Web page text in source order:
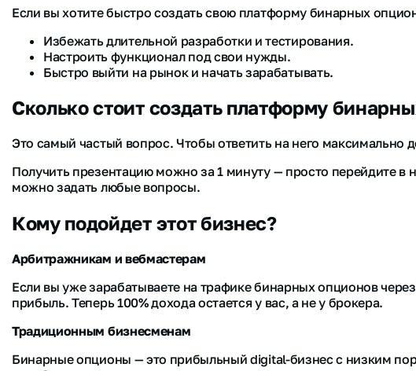
Если вы хотите быстро создать свою платформу бинарных
Избежать длительной разработки и тестирования.
Настроить функционал под свои нужды.
Быстро выйти на рынок и начать зарабатывать.
Cколько стоит создать платформу
Это самый частый вопрос. Чтобы ответить на него
Получить презентацию можно за 1 минуту — просто перейдите в
можно задать любые вопросы.
Кому подойдет этот бизнес?
Арбитражникам и вебмастерам
Если вы уже зарабатываете на трафике бинарных опционов
прибыль. Теперь 100% дохода остается у вас, а не у брокера.
Традиционным бизнесменам
Бинарные опционы — это прибыльный digital-бизнес с низким